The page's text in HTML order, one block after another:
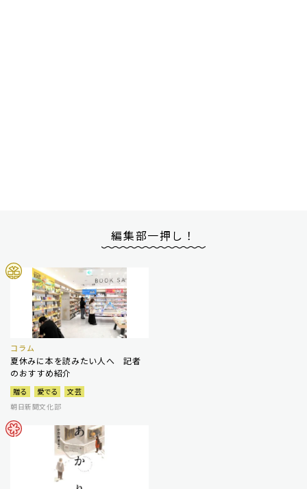
編集部一押し！
コラム
夏休みに本を読みたい人へ 記者
のおすすめ紹介
贈る 愛でる
文芸
朝日新聞文化部